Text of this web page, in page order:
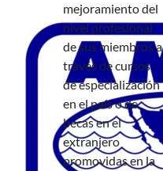
mejoramiento del
nivel profesional
de sus miembros a
través de cursos
de especialización
en el país o de
becas en el
extranjero
promovidas en la